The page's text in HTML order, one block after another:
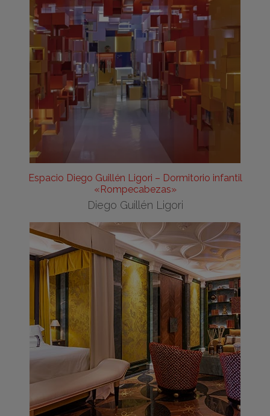
Espacio Diego Guillén Ligori – Dormitorio infantil
«Rompecabezas»
Diego Guillén Ligori